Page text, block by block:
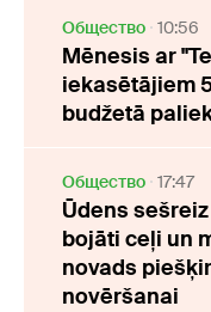
Oбщество 10:56
Mēnesis ar
iekasētājiem
budžetā
Oбщество 17:47
Ūdens
bojāti ceļi un
novads
novēršanai